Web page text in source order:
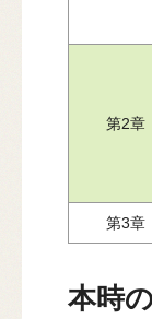
第2章
第3章
本時